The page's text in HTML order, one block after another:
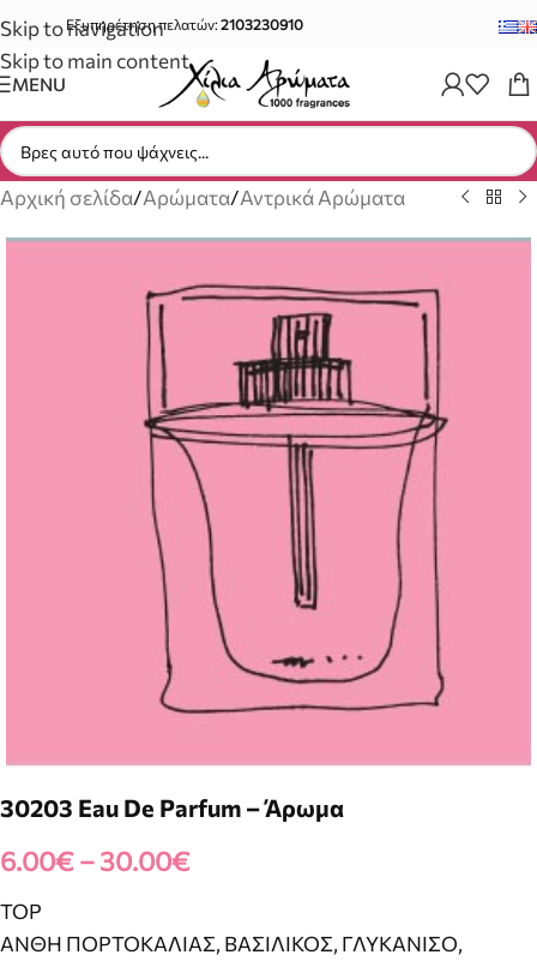
Skip to navigation
Skip to main content
Εξυπηρέτηση πελατών:2103230910
MENU
Αρχική σελίδα/Αρώματα/Αντρικά Αρώματα
30203 Eau De Parfum – Άρωμα
6.00€–30.00€
TOP
ΑΝΘΗ ΠΟΡΤΟΚΑΛΙΑΣ, ΒΑΣΙΛΙΚΟΣ, ΓΛΥΚΑΝΙΣΟ,